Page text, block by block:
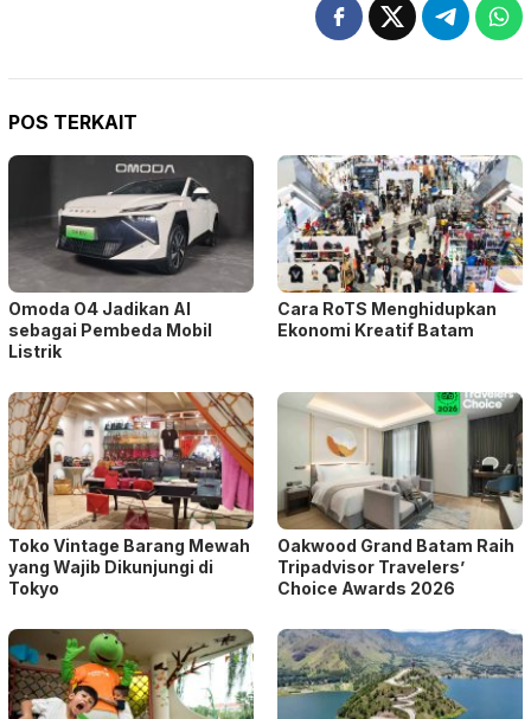
POS TERKAIT
Omoda O4 Jadikan AI
sebagai Pembeda Mobil
Listrik
Cara RoTS Menghidupkan
Ekonomi Kreatif Batam
Toko Vintage Barang Mewah
yang Wajib Dikunjungi di
Tokyo
Oakwood Grand Batam Raih
Tripadvisor Travelers’
Choice Awards 2026